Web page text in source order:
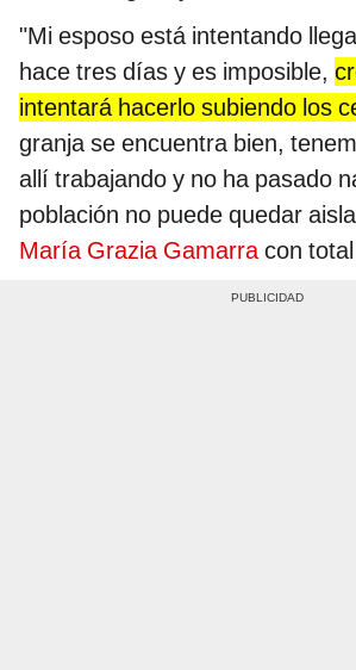
"Mi esposo está intentando
hace tres días y es imposible,
intentará hacerlo subiendo los
granja se encuentra bien,
allí trabajando y no ha pasado
población no puede quedar
María Grazia Gamarracon total